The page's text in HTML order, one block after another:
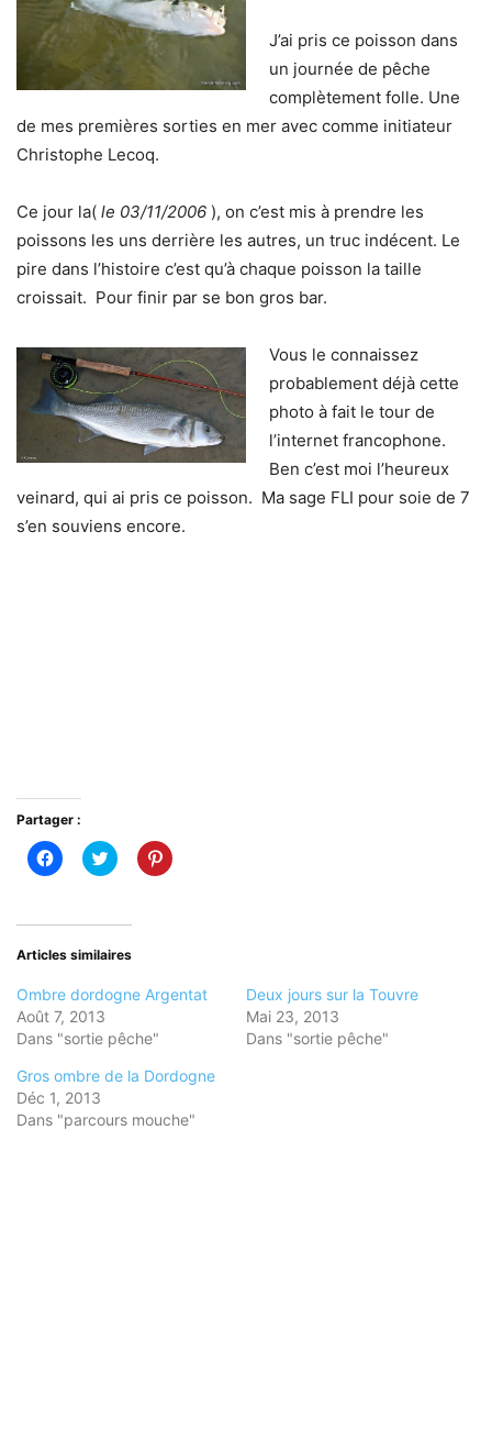
J’ai pris ce poisson dans
un journée de pêche
complètement folle. Une
de mes premières sorties en mer avec comme initiateur
Christophe Lecoq.
Ce jour la( le 03/11/2006 ), on c’est mis à prendre les
poissons les uns derrière les autres, un truc indécent. Le
pire dans l’histoire c’est qu’à chaque poisson la taille
croissait. Pour finir par se bon gros bar.
Vous le connaissez
probablement déjà cette
photo à fait le tour de
l’internet francophone.
Ben c’est moi l’heureux
veinard, qui ai pris ce poisson. Ma sage FLI pour soie de 7
s’en souviens encore.
Partager :
Cliquez
pour
dans
nouvelle
Cliquez
pour
dans
nouvelle
Cliquez
pour
Articles similaires
Ombre dordogne Argentat
Août 7, 2013
Dans "sortie pêche"
Deux jours sur la Touvre
Mai 23, 2013
Dans "sortie pêche"
Gros ombre de la Dordogne
Déc 1, 2013
Dans "parcours mouche"